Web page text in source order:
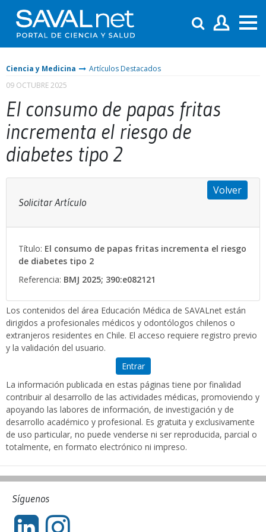
Ciencia y Medicina
Artículos Destacados
09 OCTUBRE 2025
El consumo de papas fritas
incrementa el riesgo de
diabetes tipo 2
Solicitar Artículo
Volver
Título: El consumo de papas fritas incrementa el riesgo
de diabetes tipo 2
Referencia: BMJ 2025; 390:e082121
Los contenidos del área Educación Médica de SAVALnet están
dirigidos a profesionales médicos y odontólogos chilenos o
extranjeros residentes en Chile. El acceso requiere registro previo
y la validación del usuario.
Entrar
La información publicada en estas páginas tiene por finalidad
contribuir al desarrollo de las actividades médicas, promoviendo y
apoyando las labores de información, de investigación y de
desarrollo académico y profesional. Es gratuita y exclusivamente
de uso particular, no puede venderse ni ser reproducida, parcial o
totalmente, en formato electrónico ni impreso.
Síguenos